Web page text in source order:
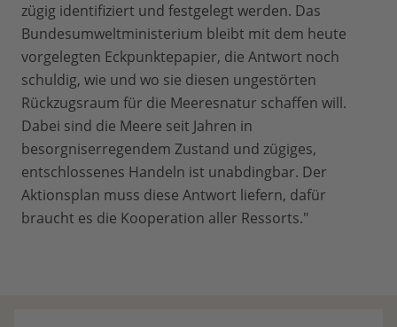
zügig identifiziert und festgelegt werden. Das
Bundesumweltministerium bleibt mit dem heute
vorgelegten Eckpunktepapier, die Antwort noch
schuldig, wie und wo sie diesen ungestörten
Rückzugsraum für die Meeresnatur schaffen will.
Dabei sind die Meere seit Jahren in
besorgniserregendem Zustand und zügiges,
entschlossenes Handeln ist unabdingbar. Der
Aktionsplan muss diese Antwort liefern, dafür
braucht es die Kooperation aller Ressorts."